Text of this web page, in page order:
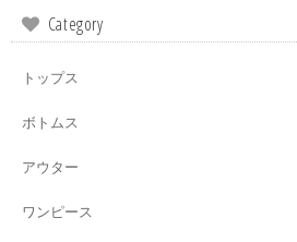
Category
トップス
ボトムス
アウター
ワンピース